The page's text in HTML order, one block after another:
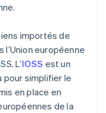
importés de
européenne
L’IOSS est un
simplifier le
en place en
de la